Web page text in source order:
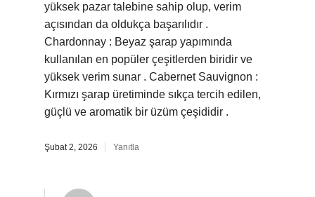
yüksek pazar talebine sahip olup, verim
açısından da oldukça başarılıdır .
Chardonnay : Beyaz şarap yapımında
kullanılan en popüler çeşitlerden biridir ve
yüksek verim sunar . Cabernet Sauvignon :
Kırmızı şarap üretiminde sıkça tercih edilen,
güçlü ve aromatik bir üzüm çeşididir .
Şubat 2, 2026 Yanıtla